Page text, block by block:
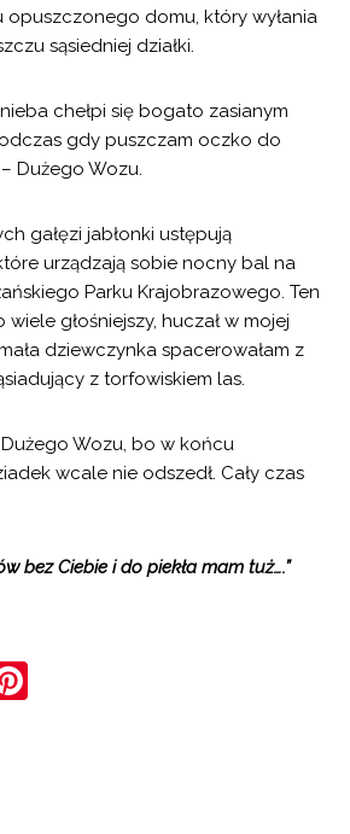
opuszczonego domu, który wyłania
sąsiedniej działki.
chełpi się bogato zasianym
gdy puszczam oczko do
Dużego Wozu.
gałęzi jabłonki ustępują
urządzają sobie nocny bal na
Parku Krajobrazowego. Ten
głośniejszy, huczał w mojej
dziewczynka spacerowałam z
z torfowiskiem las.
Wozu, bo w końcu
wcale nie odszedł. Cały czas
bez Ciebie i do piekła mam tuż….”